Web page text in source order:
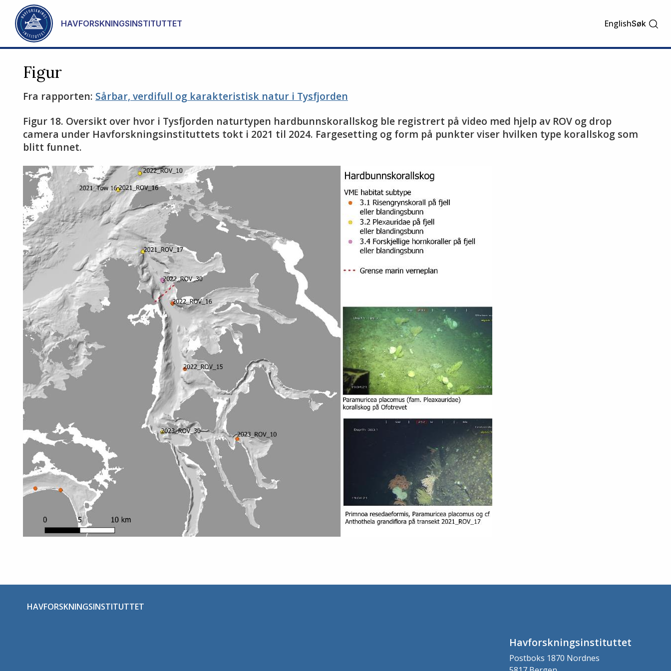
Gå til hovedinnhold
HAVFORSKNINGSINSTITUTTET EnglishSøk
Figur
Fra rapporten: Sårbar, verdifull og karakteristisk natur i Tysfjorden
Figur 18. Oversikt over hvor i Tysfjorden naturtypen hardbunnskorallskog ble registrert på video med hjelp av ROV og drop
camera under Havforskningsinstituttets tokt i 2021 til 2024. Fargesetting og form på punkter viser hvilken type korallskog som
blitt funnet.
HAVFORSKNINGSINSTITUTTET
Havforskningsinstituttet
Postboks 1870 Nordnes